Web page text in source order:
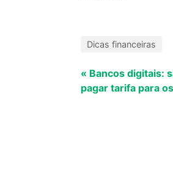
Dicas financeiras
« Bancos digitais:
pagar tarifa para